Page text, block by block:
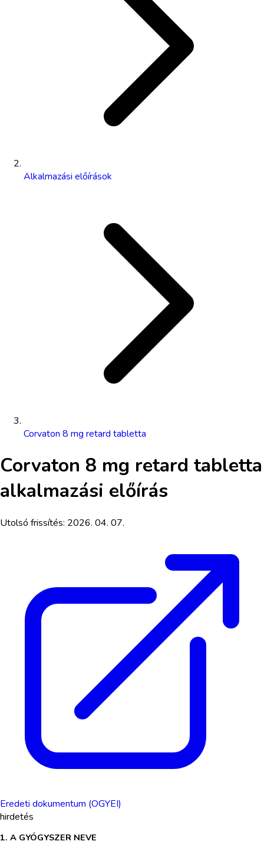
Alkalmazási előírások
Corvaton 8 mg retard tabletta
Corvaton 8 mg retard tabletta
alkalmazási előírás
Utolsó frissítés: 2026. 04. 07.
Eredeti dokumentum (OGYEI)
hirdetés
1. A GYÓGYSZER NEVE